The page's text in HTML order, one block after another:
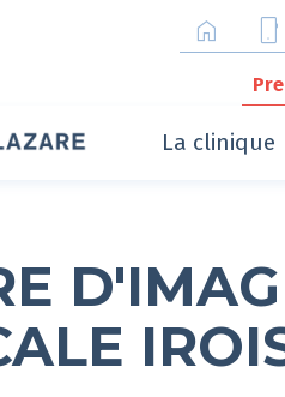
home phone_android
La clinique